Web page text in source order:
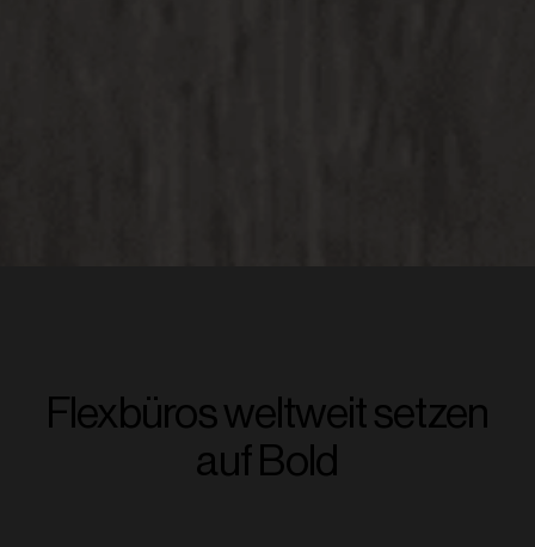
Flexbüros weltweit setzen
auf Bold